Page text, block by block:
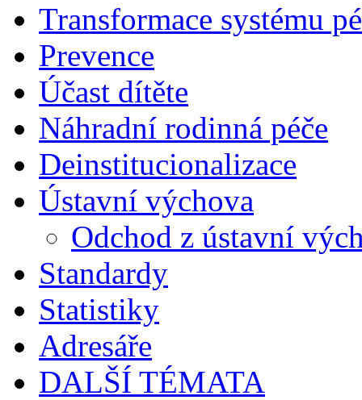
Transformace systému
Prevence
Účast dítěte
Náhradní rodinná péče
Deinstitucionalizace
Ústavní výchova
Odchod z ústavní
Standardy
Statistiky
Adresáře
DALŠÍ TÉMATA